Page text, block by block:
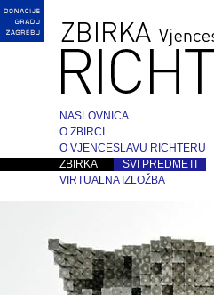
NASLOVNICA
O ZBIRCI
O VJENCESLAVU RICHTERU
ZBIRKA
SVI PREDMETI
VIRTUALNA IZLOŽBA